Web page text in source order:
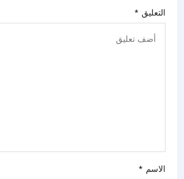
التعليق *
الاسم *